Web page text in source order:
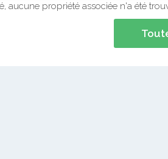
aucune propriété associée n'a été